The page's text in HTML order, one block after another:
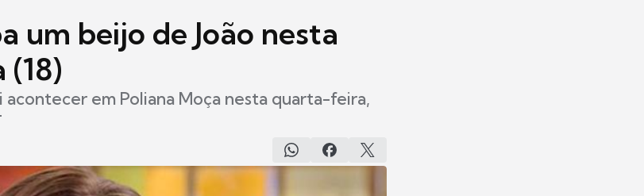
um beijo de João nesta
acontecer em Poliana Moça nesta quarta-feira,